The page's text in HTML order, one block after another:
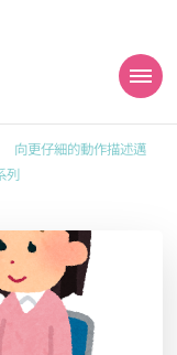
力試
向更仔細的動作描述邁
列